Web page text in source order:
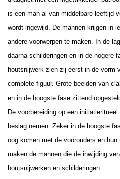
is een man al van middelbare leeftijd
wordt ingewijd. De mannen krijgen in
andere voorwerpen te maken. In de
daarna schilderingen en in de hogere
houtsnijwerk zien zij eerst in de vorm
complete figuur. Grote beelden van
en in de hoogste fase zittend
De voorbereiding op een
beslag nemen. Zeker in de hoogste
oog komen met de voorouders en
maken de mannen die de inwijding
houtsnijwerken en schilderingen.